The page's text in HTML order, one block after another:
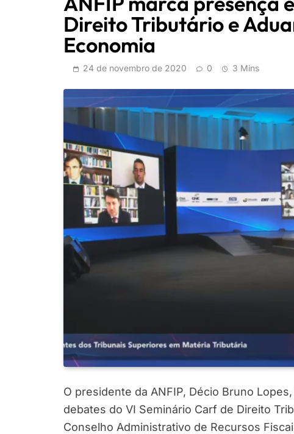
Direito Tributário e
Economia
24 de novembro de 2020 0 3 Mins
O presidente da ANFIP, Décio Bruno
debates do VI Seminário Carf de Direito
Conselho Administrativo de Recursos